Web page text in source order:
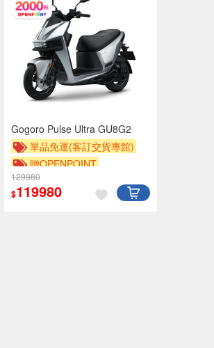
Gogoro Pulse Ultra GU8G2
單品免運(客訂交貨專館)
贈OPENPOINT
129980
$119980